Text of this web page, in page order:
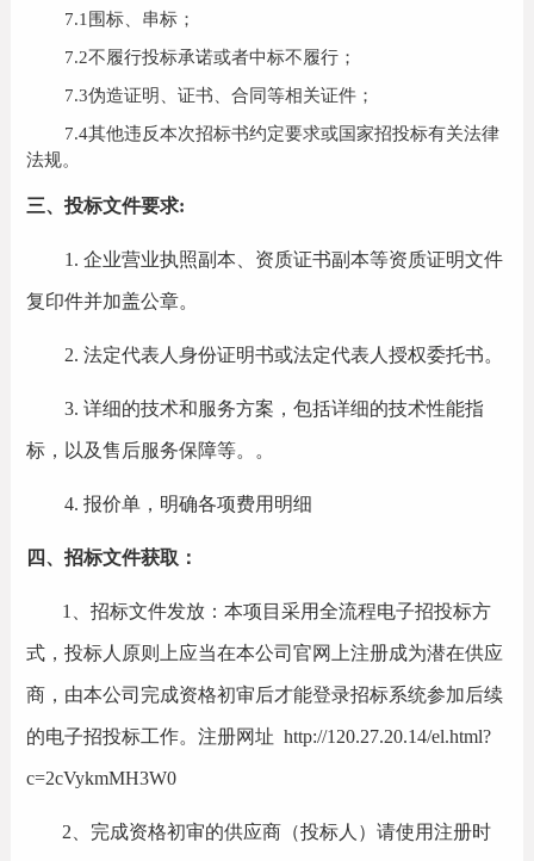
7.1 围标、串标；
7.2不履行投标承诺或者中标不履行；
7.3伪造证明、证书、合同等相关证件；
7.4其他违反本次招标书约定要求或国家招投标有关法律
法规。
三、投标文件要求:
1. 企业营业执照副本、资质证书副本等资质证明文件
复印件并加盖公章。
2. 法定代表人身份证明书或法定代表人授权委托书。
3. 详细的技术和服务方案，包括详细的技术性能指
标，以及售后服务保障等。 。
4. 报价单，明确各项费用明细
四、招标文件获取：
1、招标文件发放：本项目采用全流程电子招投标方
式，投标人原则上应当在本公司官网上注册成为潜在供应
商，由本公司完成资格初审后才能登录招标系统参加后续
的电子招投标工作。注册网址 http://120.27.20.14/el.html?
c=2cVykmMH3W0
2、完成资格初审的供应商（投标人）请使用注册时